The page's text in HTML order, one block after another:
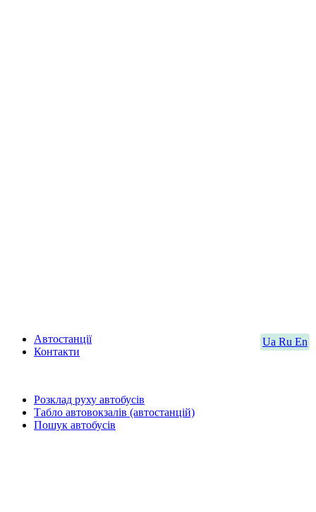
Ua Ru En
Автостанції
Контакти
Розклад руху автобусів
Табло автовокзалів (автостанцій)
Пошук автобусів